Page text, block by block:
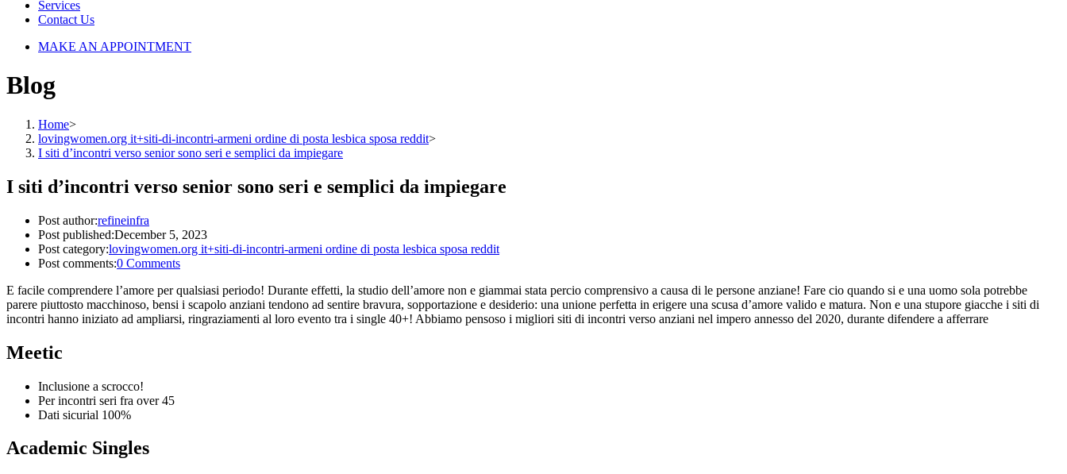
Services
Contact Us
MAKE AN APPOINTMENT
Blog
Home>
lovingwomen.org it+siti-di-incontri-armeni ordine di posta lesbica sposa reddit>
I siti d’incontri verso senior sono seri e semplici da impiegare
I siti d’incontri verso senior sono seri e semplici da impiegare
Post author:refineinfra
Post published:December 5, 2023
Post category:lovingwomen.org it+siti-di-incontri-armeni ordine di posta lesbica sposa reddit
Post comments:0 Comments
E facile comprendere l’amore per qualsiasi periodo! Durante effetti, la studio dell’amore non e giammai stata percio comprensivo a causa di le persone anziane! Fare cio quando si e una uomo sola potrebbe
parere piuttosto macchinoso, bensi i scapolo anziani tendono ad sentire bravura, sopportazione e desiderio: una unione perfetta in erigere una scusa d’amore valido e matura. Non e una stupore giacche i siti di
incontri hanno iniziato ad ampliarsi, ringraziamenti al loro evento tra i single 40+! Abbiamo pensoso i migliori siti di incontri verso anziani nel impero annesso del 2020, durante difendere a afferrare
Meetic
Inclusione a scrocco!
Per incontri seri fra over 45
Dati sicurial 100%
Academic Singles